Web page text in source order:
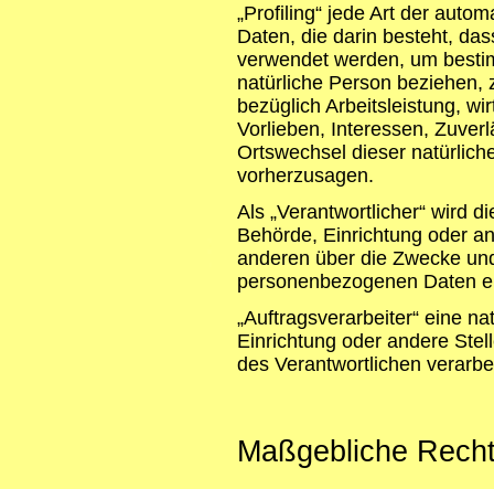
„Profiling“ jede Art der
Daten, die darin besteht,
verwendet werden, um
natürliche Person beziehen,
bezüglich Arbeitsleistung,
Vorlieben, Interessen,
Ortswechsel dieser
vorherzusagen.
Als „Verantwortlicher“ wird
Behörde, Einrichtung oder
anderen über die Zwecke
personenbezogenen Daten
„Auftragsverarbeiter“ eine
Einrichtung oder andere
des Verantwortlichen
Maßgebliche